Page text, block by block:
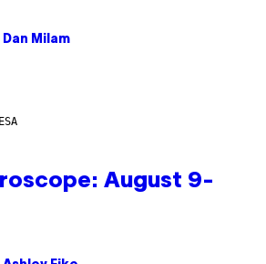
Dan Milam
August 9-